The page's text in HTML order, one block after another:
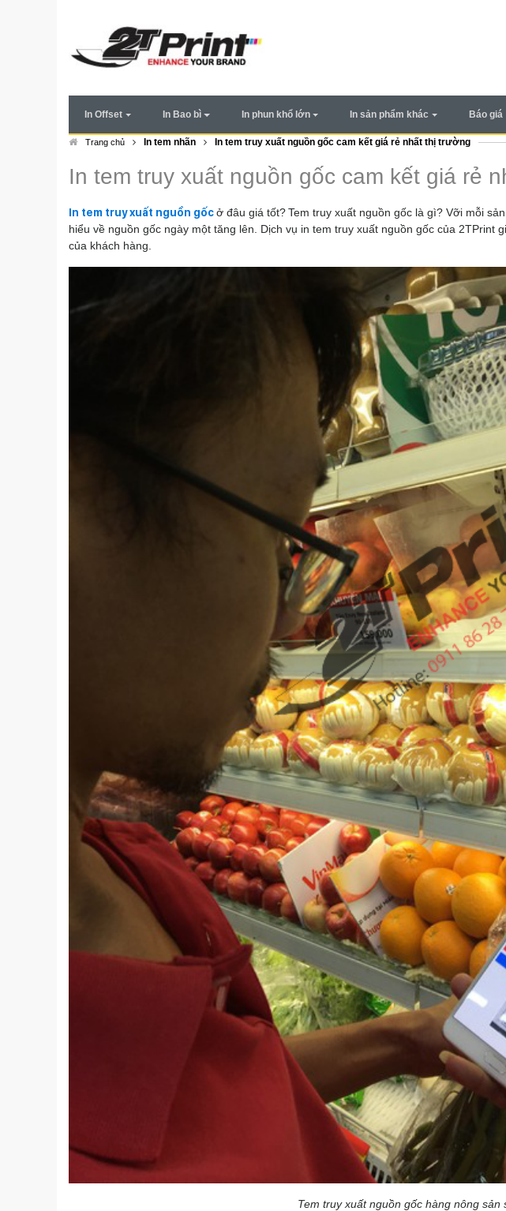
In Offset In Bao bì In phun khổ lớn In sản phẩm khác Báo giá
Trang chủ In tem nhãn In tem truy xuất nguồn gốc cam kết giá rẻ nhất thị trường
In tem truy xuất nguồn gốc cam kết giá rẻ
In tem truy xuất nguồn gốcở đâu giá tốt?Tem truy xuất nguồn gốc là gì? Vỡi mỗi
hiểu về nguồn gốc ngày một tăng lên. Dịch vụ in tem truy xuất nguồn gốc của 2TPrint
của khách hàng.
Tem truy xuất nguồn gốc hàng nông sản